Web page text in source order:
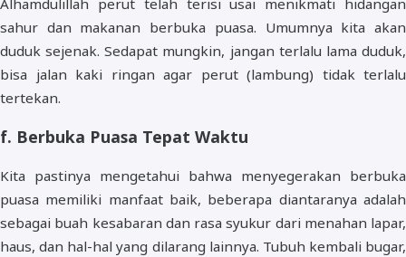
Alhamdulillah perut telah terisi usai menikmati hidangan
sahur dan makanan berbuka puasa. Umumnya kita akan
duduk sejenak. Sedapat mungkin, jangan terlalu lama duduk,
bisa jalan kaki ringan agar perut (lambung) tidak terlalu
tertekan.
f. Berbuka Puasa Tepat Waktu
Kita pastinya mengetahui bahwa menyegerakan berbuka
puasa memiliki manfaat baik, beberapa diantaranya adalah
sebagai buah kesabaran dan rasa syukur dari menahan lapar,
haus, dan hal-hal yang dilarang lainnya. Tubuh kembali bugar,